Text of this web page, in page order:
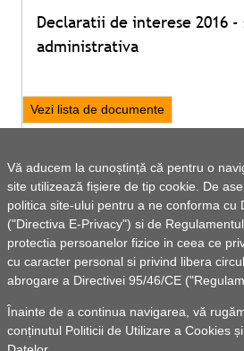
Vă aducem la cunoștință că pentru o
site utilizează fișiere de tip cookie. De
politica site-ului pentru a ne conforma cu
("Directiva E-Privacy") si de
protectia persoanelor fizice in ceea ce
cu caracter personal si privind libera
abrogare a Directivei 95/46/CE
Înainte de a continua navigarea, vă
conținutul Politicii de Utilizare a Cookies și
Declaratii de interese 2016
administrativa
Vezi lista de documente